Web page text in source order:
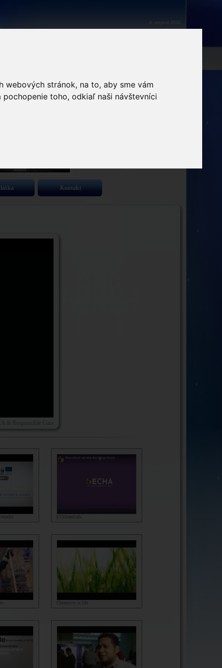
webových stránok, na to, aby sme vám
toho, odkiaľ naši návštevníci
8. august 2026
Kontakt
& Responsible Care
EUchemicals
Chemistry is life